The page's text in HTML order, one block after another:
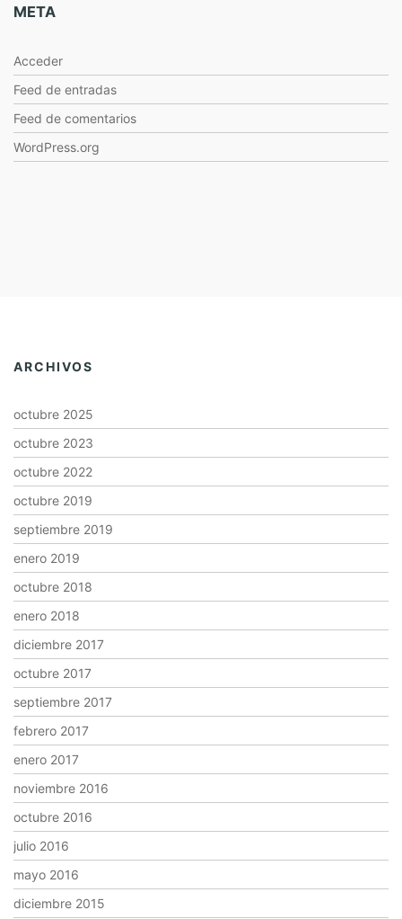
META
Acceder
Feed de entradas
Feed de comentarios
WordPress.org
ARCHIVOS
octubre 2025
octubre 2023
octubre 2022
octubre 2019
septiembre 2019
enero 2019
octubre 2018
enero 2018
diciembre 2017
octubre 2017
septiembre 2017
febrero 2017
enero 2017
noviembre 2016
octubre 2016
julio 2016
mayo 2016
diciembre 2015